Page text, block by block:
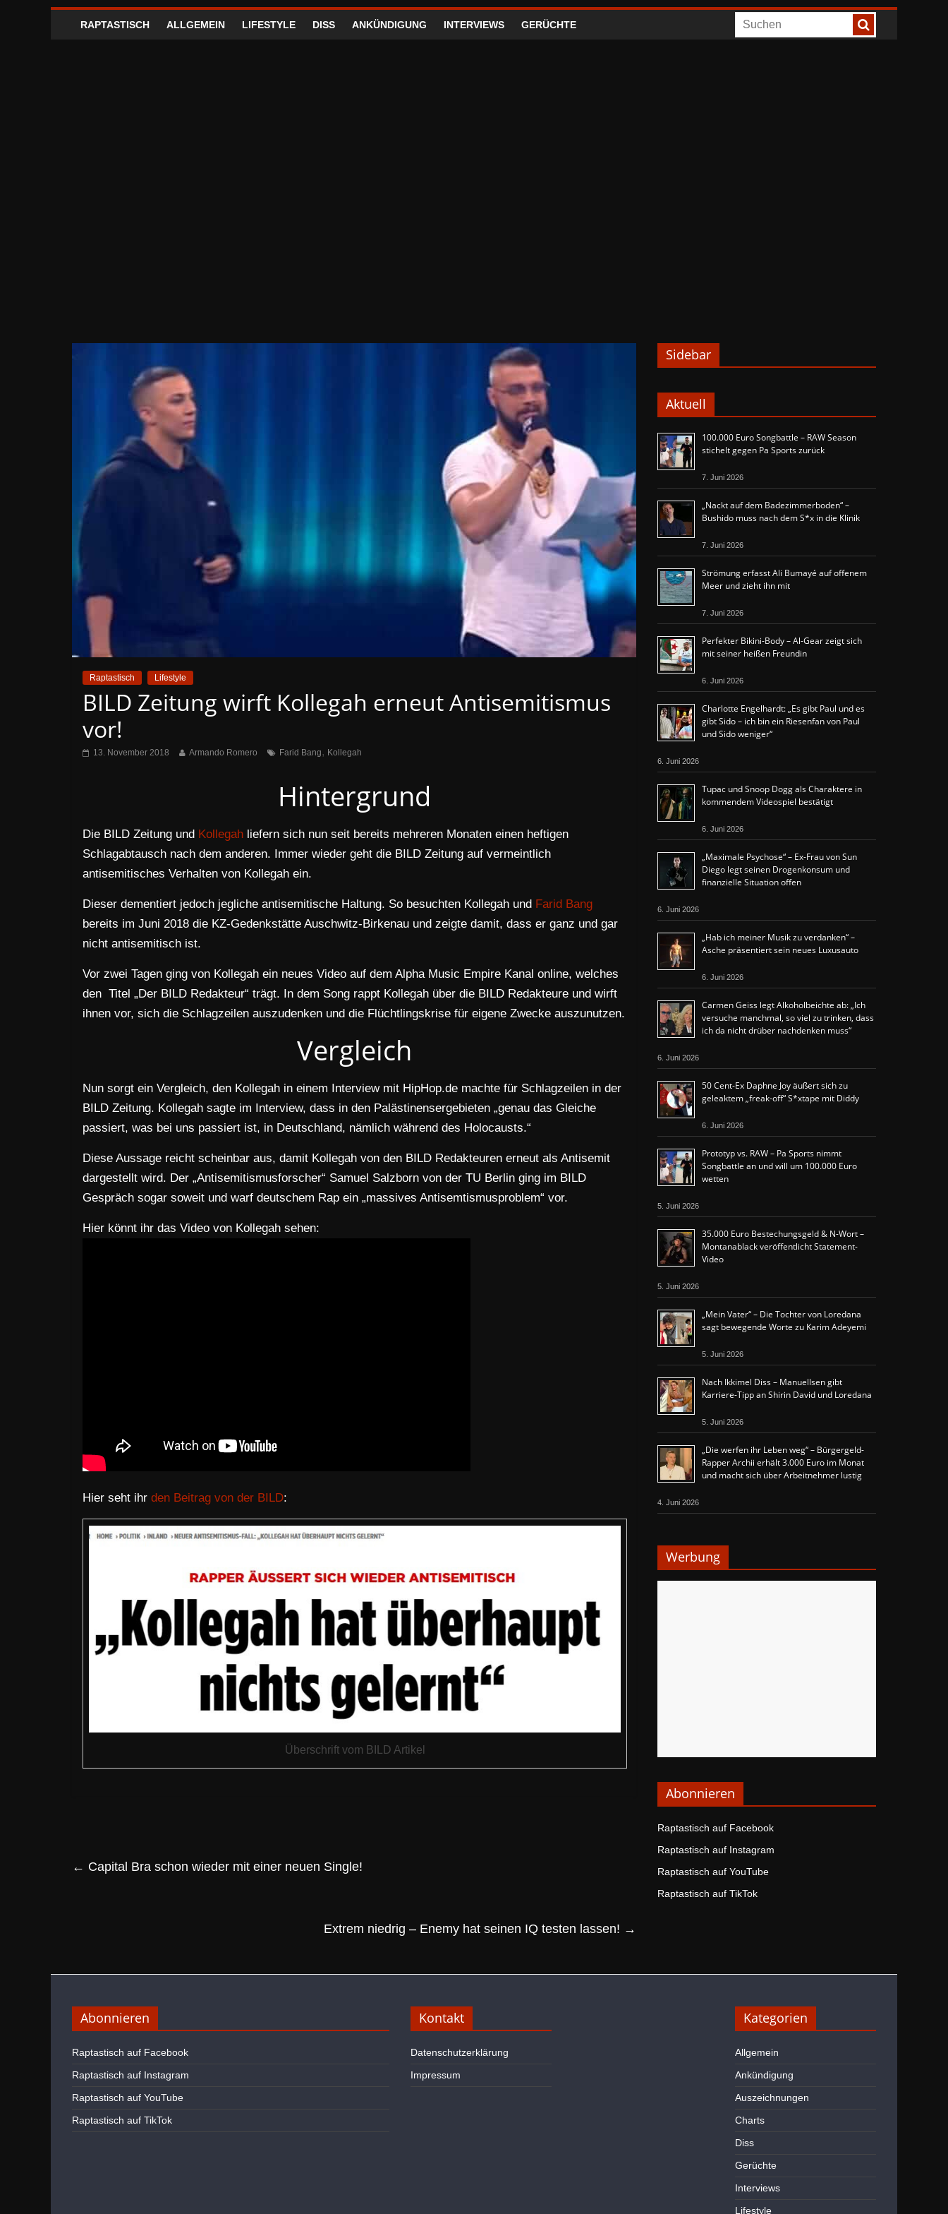
RAPTASTISCH ALLGEMEIN LIFESTYLE DISS ANKÜNDIGUNG INTERVIEWS GERÜCHTE
Raptastisch Lifestyle
BILD Zeitung wirft Kollegah erneut Antisemitismus
vor!
13. November 2018 Armando Romero Farid Bang, Kollegah
Hintergrund
Die BILD Zeitung und Kollegah liefern sich nun seit bereits mehreren Monaten einen heftigen
Schlagabtausch nach dem anderen. Immer wieder geht die BILD Zeitung auf vermeintlich
antisemitisches Verhalten von Kollegah ein.
Dieser dementiert jedoch jegliche antisemitische Haltung. So besuchten Kollegah und Farid Bang
bereits im Juni 2018 die KZ-Gedenkstätte Auschwitz-Birkenau und zeigte damit, dass er ganz und gar
nicht antisemitisch ist.
Vor zwei Tagen ging von Kollegah ein neues Video auf dem Alpha Music Empire Kanal online, welches
den Titel „Der BILD Redakteur“ trägt. In dem Song rappt Kollegah über die BILD Redakteure und wirft
ihnen vor, sich die Schlagzeilen auszudenken und die Flüchtlingskrise für eigene Zwecke auszunutzen.
Vergleich
Nun sorgt ein Vergleich, den Kollegah in einem Interview mit HipHop.de machte für Schlagzeilen in der
BILD Zeitung. Kollegah sagte im Interview, dass in den Palästinensergebieten „genau das Gleiche
passiert, was bei uns passiert ist, in Deutschland, nämlich während des Holocausts.“
Diese Aussage reicht scheinbar aus, damit Kollegah von den BILD Redakteuren erneut als Antisemit
dargestellt wird. Der „Antisemitismusforscher“ Samuel Salzborn von der TU Berlin ging im BILD
Gespräch sogar soweit und warf deutschem Rap ein „massives Antisemtismusproblem“ vor.
Hier könnt ihr das Video von Kollegah sehen:
Hier seht ihr den Beitrag von der BILD:
Überschrift vom BILD Artikel
← Capital Bra schon wieder mit einer neuen Single!
Extrem niedrig – Enemy hat seinen IQ testen lassen! →
Sidebar
Aktuell
100.000 Euro Songbattle – RAW Season
stichelt gegen Pa Sports zurück
7. Juni 2026
„Nackt auf dem Badezimmerboden“ –
Bushido muss nach dem S*x in die Klinik
7. Juni 2026
Strömung erfasst Ali Bumayé auf offenem
Meer und zieht ihn mit
7. Juni 2026
Perfekter Bikini-Body – Al-Gear zeigt sich
mit seiner heißen Freundin
6. Juni 2026
Charlotte Engelhardt: „Es gibt Paul und es
gibt Sido – ich bin ein Riesenfan von Paul
und Sido weniger“
6. Juni 2026
Tupac und Snoop Dogg als Charaktere in
kommendem Videospiel bestätigt
6. Juni 2026
„Maximale Psychose“ – Ex-Frau von Sun
Diego legt seinen Drogenkonsum und
finanzielle Situation offen
6. Juni 2026
„Hab ich meiner Musik zu verdanken“ –
Asche präsentiert sein neues Luxusauto
6. Juni 2026
Carmen Geiss legt Alkoholbeichte ab: „Ich
versuche manchmal, so viel zu trinken, dass
ich da nicht drüber nachdenken muss“
6. Juni 2026
50 Cent-Ex Daphne Joy äußert sich zu
geleaktem „freak-off“ S*xtape mit Diddy
6. Juni 2026
Prototyp vs. RAW – Pa Sports nimmt
Songbattle an und will um 100.000 Euro
wetten
5. Juni 2026
35.000 Euro Bestechungsgeld & N-Wort –
Montanablack veröffentlicht Statement-
Video
5. Juni 2026
„Mein Vater“ – Die Tochter von Loredana
sagt bewegende Worte zu Karim Adeyemi
5. Juni 2026
Nach Ikkimel Diss – Manuellsen gibt
Karriere-Tipp an Shirin David und Loredana
5. Juni 2026
„Die werfen ihr Leben weg“ – Bürgergeld-
Rapper Archii erhält 3.000 Euro im Monat
und macht sich über Arbeitnehmer lustig
4. Juni 2026
Werbung
Abonnieren
Raptastisch auf Facebook
Raptastisch auf Instagram
Raptastisch auf YouTube
Raptastisch auf TikTok
Abonnieren
Raptastisch auf Facebook
Raptastisch auf Instagram
Raptastisch auf YouTube
Raptastisch auf TikTok
Kontakt
Datenschutzerklärung
Impressum
Kategorien
Allgemein
Ankündigung
Auszeichnungen
Charts
Diss
Gerüchte
Interviews
Lifestyle